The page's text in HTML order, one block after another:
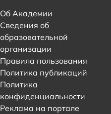
Об Академии
Сведения об
образовательной
организации
Правила пользования
Политика публикаций
Политика
конфиденциальности
Реклама на портале